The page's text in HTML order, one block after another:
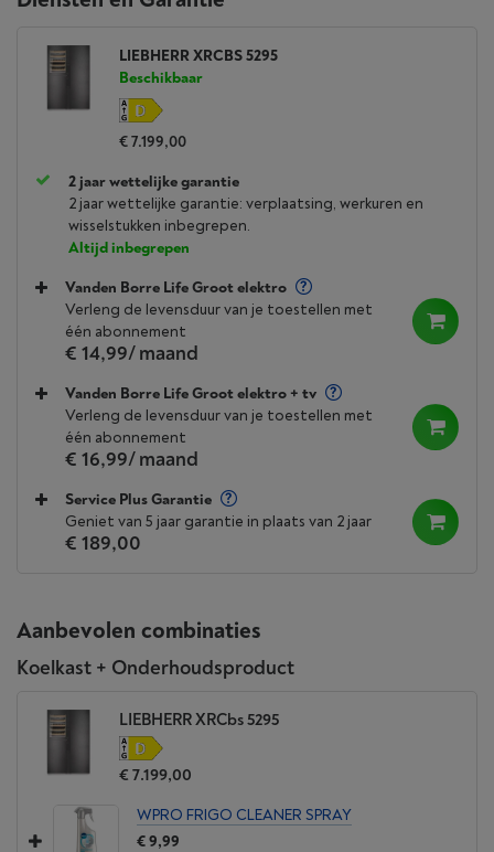
LIEBHERR XRCBS 5295
Beschikbaar
€ 7.199,00
2 jaar wettelijke garantie
2 jaar wettelijke garantie: verplaatsing, werkuren en
wisselstukken inbegrepen.
Altijd inbegrepen
Vanden Borre Life Groot elektro
Verleng de levensduur van je toestellen met
één abonnement
€ 14,99/ maand
Vanden Borre Life Groot elektro + tv
Verleng de levensduur van je toestellen met
één abonnement
€ 16,99/ maand
Service Plus Garantie
Geniet van 5 jaar garantie in plaats van 2 jaar
€ 189,00
Aanbevolen combinaties
Koelkast + Onderhoudsproduct
LIEBHERR XRCbs 5295
€ 7.199,00
WPRO FRIGO CLEANER SPRAY
€ 9,99